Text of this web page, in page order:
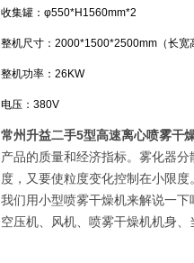
收集罐：φ550*H1560mm*2
整机尺寸：2000*1500*2500mm（长宽
整机功率：26KW
电压：380V
常州升益二手5型高速离心喷雾干
产品的质量和经济指标。雾化器
度，又要使粒度变化控制在小限度。
我们用小型喷雾干燥机来解说一
空压机、风机、喷雾干燥机机身、